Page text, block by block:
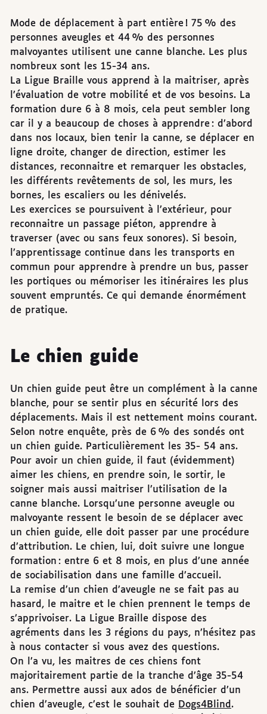
Mode de déplacement à part entière ! 75 % des
personnes aveugles et 44 % des personnes
malvoyantes utilisent une canne blanche. Les plus
nombreux sont les 15-34 ans.
La Ligue Braille vous apprend à la maitriser, après
l’évaluation de votre mobilité et de vos besoins. La
formation dure 6 à 8 mois, cela peut sembler long
car il y a beaucoup de choses à apprendre : d’abord
dans nos locaux, bien tenir la canne, se déplacer en
ligne droite, changer de direction, estimer les
distances, reconnaitre et remarquer les obstacles,
les différents revêtements de sol, les murs, les
bornes, les escaliers ou les dénivelés.
Les exercices se poursuivent à l’extérieur, pour
reconnaitre un passage piéton, apprendre à
traverser (avec ou sans feux sonores). Si besoin,
l’apprentissage continue dans les transports en
commun pour apprendre à prendre un bus, passer
les portiques ou mémoriser les itinéraires les plus
souvent empruntés. Ce qui demande énormément
de pratique.
Le chien guide
Un chien guide peut être un complément à la canne
blanche, pour se sentir plus en sécurité lors des
déplacements. Mais il est nettement moins courant.
Selon notre enquête, près de 6 % des sondés ont
un chien guide. Particulièrement les 35- 54 ans.
Pour avoir un chien guide, il faut (évidemment)
aimer les chiens, en prendre soin, le sortir, le
soigner mais aussi maitriser l’utilisation de la
canne blanche. Lorsqu’une personne aveugle ou
malvoyante ressent le besoin de se déplacer avec
un chien guide, elle doit passer par une procédure
d’attribution. Le chien, lui, doit suivre une longue
formation : entre 6 et 8 mois, en plus d’une année
de sociabilisation dans une famille d’accueil.
La remise d’un chien d’aveugle ne se fait pas au
hasard, le maitre et le chien prennent le temps de
s’apprivoiser. La Ligue Braille dispose des
agréments dans les 3 régions du pays, n’hésitez pas
à nous contacter si vous avez des questions.
On l’a vu, les maitres de ces chiens font
majoritairement partie de la tranche d’âge 35-54
ans. Permettre aussi aux ados de bénéficier d’un
chien d’aveugle, c’est le souhait de Dogs4Blind.